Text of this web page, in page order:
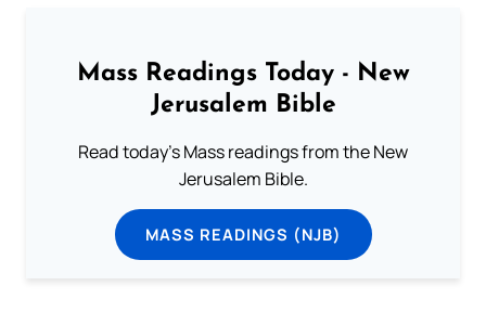
Mass Readings Today - New
Jerusalem Bible
Read today's Mass readings from the New
Jerusalem Bible.
MASS READINGS (NJB)